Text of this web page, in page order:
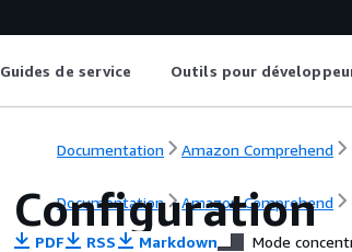
Guides de service Outils pour
Documentation Amazon Comprehend
Documentation Amazon Comprehend
Configuration
PDF RSS Markdown Mode